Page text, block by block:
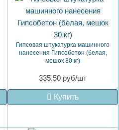
Гипсовая штукатурка машинного
нанесения Гипсобетон (белая,
мешок 30 кг)
335.50 руб/шт
Купить